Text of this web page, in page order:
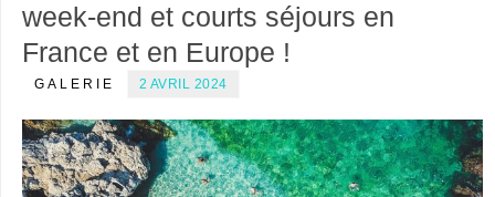
week-end et courts séjours en
France et en Europe !
GALERIE 2 AVRIL 2024